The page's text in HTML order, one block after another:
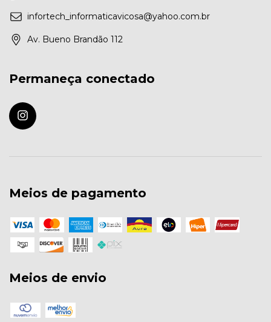
infortech_informaticavicosa@yahoo.com.br
Av. Bueno Brandão 112
Permaneça conectado
Meios de pagamento
Meios de envio